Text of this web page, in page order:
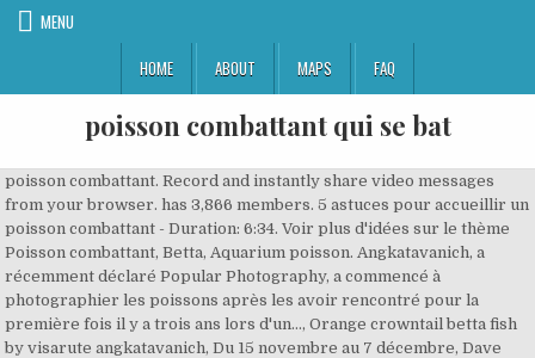
MENU
HOME
ABOUT MAPS FAQ
poisson combattant qui se bat
poisson combattant. Record and instantly share video messages
from your browser. has 3,866 members. 5 astuces pour accueillir un
poisson combattant - Duration: 6:34. Voir plus d'idées sur le thème
Poisson combattant, Betta, Aquarium poisson. Angkatavanich, a
récemment déclaré Popular Photography, a commencé à
photographier les poissons après les avoir rencontré pour la
première fois il y a trois ans lors d'un…, Orange crowntail betta fish
by visarute angkatavanich, Du 15 novembre au 7 décembre, Dave